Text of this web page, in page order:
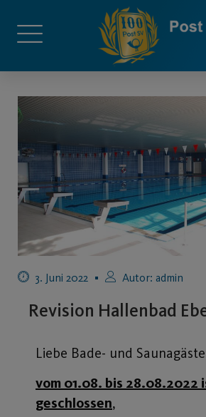
3. Juni 2022 Autor: admin
Revision Hallenbad
Liebe Bade- und
vom 01.08. bis 28.08.2022
geschlossen,